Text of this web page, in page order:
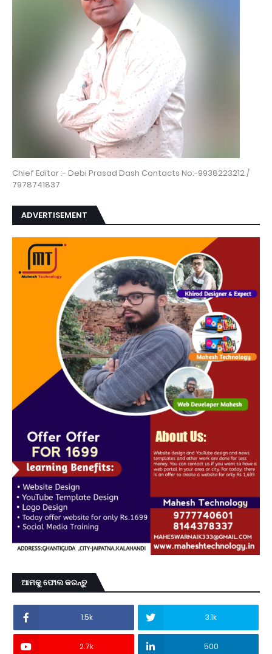
Chief Editor :- Debi Prasad Dash Contacts No:-9938223212 /
7978741837
ADVERTISEMENT
ଆମକୁ ଫୋଲ କରନ୍ତୁ
1.5k 3.1k
2.7k 500